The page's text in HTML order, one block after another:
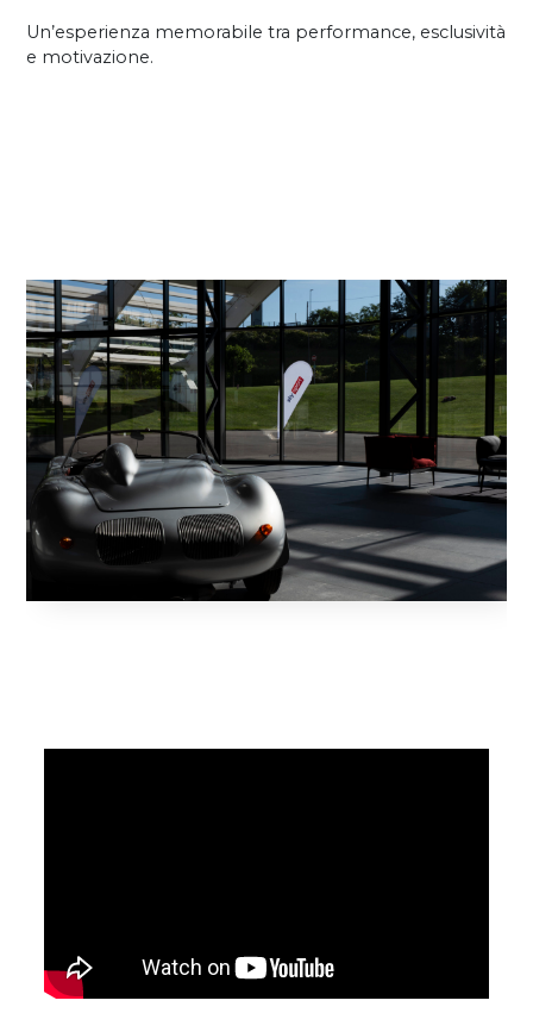
Un’esperienza memorabile tra performance, esclusività
e motivazione.